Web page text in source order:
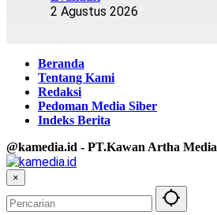
2 Agustus 2026
Beranda
Tentang Kami
Redaksi
Pedoman Media Siber
Indeks Berita
@kamedia.id - PT.Kawan Artha Media
×